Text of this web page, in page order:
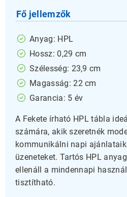
Fő jellemzők
Anyag: HPL
Hossz: 0,29 cm
Szélesség: 23,9 cm
Magasság: 22 cm
Garancia: 5 év
A Fekete írható HPL tábla
számára, akik szeretnék
kommunikálni napi
üzeneteket. Tartós HPL
ellenáll a mindennapi
tisztítható.